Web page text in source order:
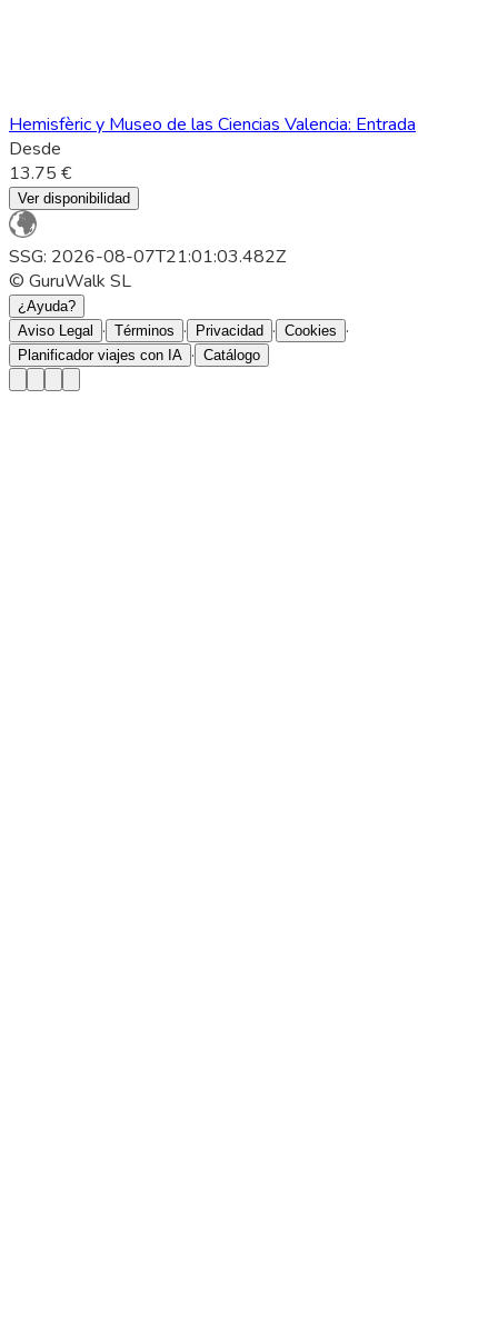
Hemisfèric y Museo de las Ciencias Valencia: Entrada
Desde
13.75 €
Ver disponibilidad
SSG: 2026-08-07T21:01:03.482Z
© GuruWalk SL
¿Ayuda?
Aviso Legal
· Términos · Privacidad · Cookies ·
Planificador viajes con IA · Catálogo